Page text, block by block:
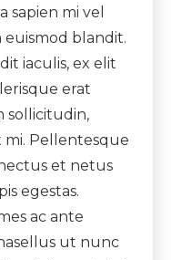
sapien mi vel
euismod blandit.
iaculis, ex elit
erat
sollicitudin,
Pellentesque
et netus
egestas.
ac ante
ut nunc